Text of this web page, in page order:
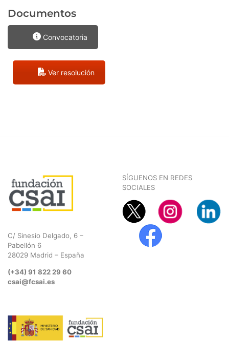
Documentos
Convocatoria
Ver resolución
C/ Sinesio Delgado, 6 –
Pabellón 6
28029 Madrid – España
(+34) 91 822 29 60
csai@fcsai.es
SÍGUENOS EN REDES
SOCIALES